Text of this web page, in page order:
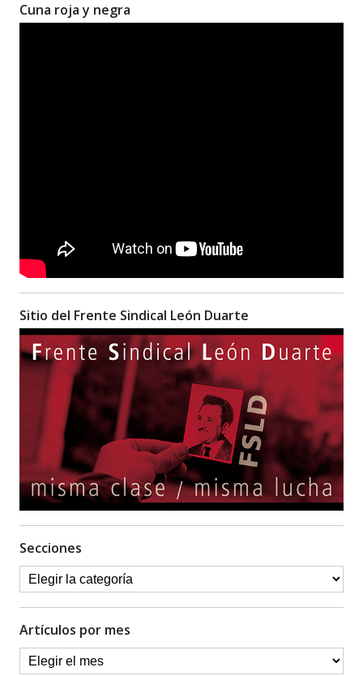
Cuna roja y negra
Sitio del Frente Sindical León Duarte
Secciones
Artículos por mes